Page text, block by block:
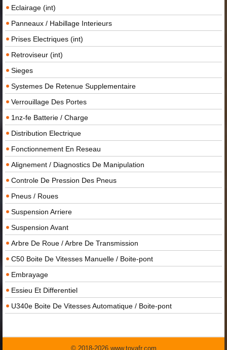
Eclairage (int)
Panneaux / Habillage Interieurs
Prises Electriques (int)
Retroviseur (int)
Sieges
Systemes De Retenue Supplementaire
Verrouillage Des Portes
1nz-fe Batterie / Charge
Distribution Electrique
Fonctionnement En Reseau
Alignement / Diagnostics De Manipulation
Controle De Pression Des Pneus
Pneus / Roues
Suspension Arriere
Suspension Avant
Arbre De Roue / Arbre De Transmission
C50 Boite De Vitesses Manuelle / Boite-pont
Embrayage
Essieu Et Differentiel
U340e Boite De Vitesses Automatique / Boite-pont
© 2018-2026 www.toyafr.com